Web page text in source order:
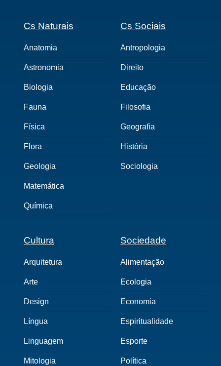
Cs Naturais
Anatomia
Astronomia
Biologia
Fauna
Física
Flora
Geologia
Matemática
Química
Cs Sociais
Antropologia
Direito
Educação
Filosofia
Geografia
História
Sociologia
Cultura
Arquitetura
Arte
Design
Língua
Linguagem
Mitologia
Sociedade
Alimentação
Ecologia
Economia
Espiritualidade
Esporte
Política